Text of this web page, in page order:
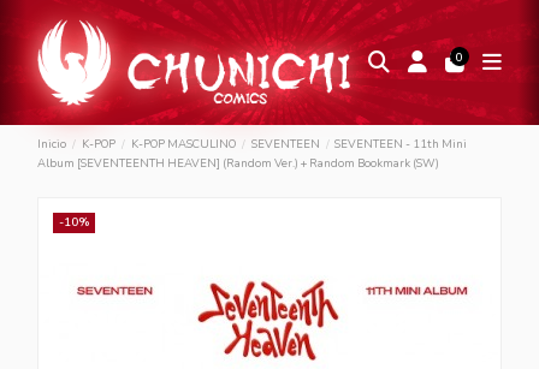
0
Inicio K-POP K-POP MASCULINO SEVENTEEN
SEVENTEEN - 11th Mini
Album [SEVENTEENTH HEAVEN] (Random Ver.) + Random Bookmark (SW)
-10%